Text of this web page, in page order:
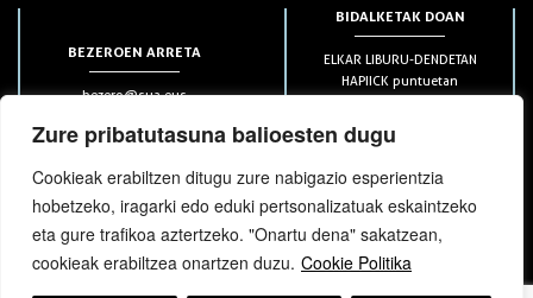
Zure pribatutasuna balioesten dugu
Cookieak erabiltzen ditugu zure nabigazio esperientzia
hobetzeko, iragarki edo eduki pertsonalizatuak eskaintzeko
eta gure trafikoa aztertzeko. "Onartu dena" sakatzean,
cookieak erabiltzea onartzen duzu. Cookie Politika
BEZEROEN ARRETA
bezero@sua.eus
HARPIDETZAK
BIDALKETAK DOAN
ELKAR LIBURU-DENDETAN
HAPIICK puntuetan
(soilik penintsulan)